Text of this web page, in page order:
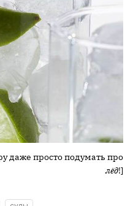
даже просто подумать про
лёд!]